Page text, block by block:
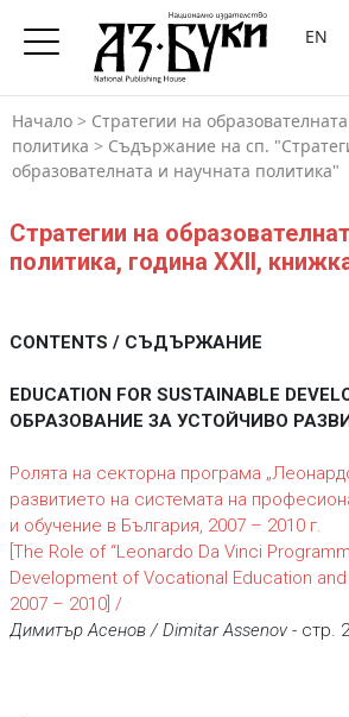
EN
Начало > Стратегии на
политика > Съдържание на сп.
образователната и научната политика"
Стратегии на
политика, година XXII,
CONTENTS / СЪДЪРЖАНИЕ
EDUCATION FOR SUSTAINABLE
ОБРАЗОВАНИЕ ЗА УСТОЙЧИВО
Ролята на секторна програма
развитието на системата на
и обучение в България, 2007 – 2010 г.
[The Role оf “Leonardo Da Vinci
Development of Vocational Education and
2007 – 2010] /
Димитър Асенов / Dimitar Assenov- стр.